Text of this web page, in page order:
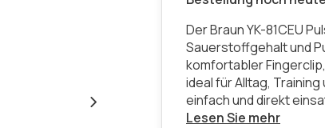
Der Braun YK-81CEU
Sauerstoffgehalt und
komfortabler
ideal für Alltag,
einfach und direkt
Lesen Sie mehr